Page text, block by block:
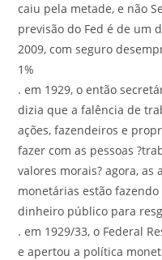
caiu pela metade, e não
previsão do Fed é de um
2009, com seguro
1%
. em 1929, o então
dizia que a falência de
ações, fazendeiros e
fazer com as pessoas
valores morais? agora, as
monetárias estão
dinheiro público para
. em 1929/33, o Federal
e apertou a política